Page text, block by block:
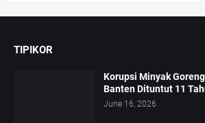
TIPIKOR
Korupsi Minyak
Banten Dituntut 11
June 16, 2026